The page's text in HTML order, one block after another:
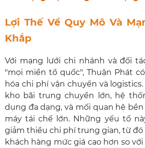
Lợi Thế Về Quy Mô Và
Khắp
Với mạng lưới chi nhánh và đối
"mọi miền tổ quốc", Thuận Phát
hóa chi phí vận chuyển và
kho bãi trung chuyển lớn, hệ
dụng đa dạng, và mối quan hệ
máy tái chế lớn. Những yếu tố
giảm thiểu chi phí trung gian, từ đó
khách hàng mức giá cao hơn so